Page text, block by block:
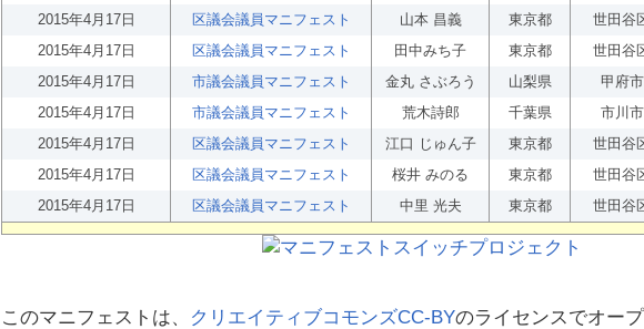
2015年4月17日
区議会議員マニフェスト 山本 昌義 東京都 世田谷
2015年4月17日
区議会議員マニフェスト 田中みち子 東京都 世田谷
2015年4月17日
市議会議員マニフェスト 金丸 さぶろう 山梨県 甲府市
2015年4月17日
市議会議員マニフェスト 荒木詩郎 千葉県 市川市
2015年4月17日
区議会議員マニフェスト 江口 じゅん子 東京都 世田谷
2015年4月17日
区議会議員マニフェスト 桜井 みのる 東京都 世田谷
2015年4月17日
区議会議員マニフェスト 中里 光夫 東京都 世田谷
このマニフェストは、 クリエイティブコモンズCC-BYのライセンスでオー